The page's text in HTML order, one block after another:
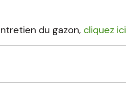
du gazon, cliquez ici